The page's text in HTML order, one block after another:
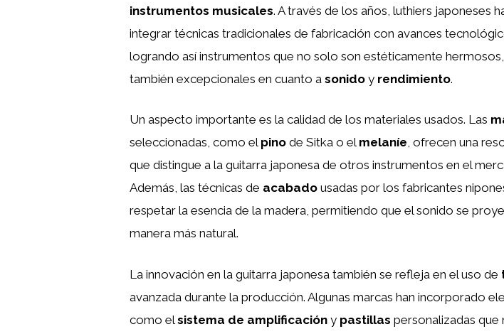
instrumentos musicales. A través de los años, luthiers japoneses
integrar técnicas tradicionales de fabricación con avances
logrando así instrumentos que no solo son estéticamente
también excepcionales en cuanto a sonido y rendimiento.
Un aspecto importante es la calidad de los materiales usados. Las
seleccionadas, como el pino de Sitka o el melaníe, ofrecen una
que distingue a la guitarra japonesa de otros instrumentos en el
Además, las técnicas de acabado usadas por los fabricantes
respetar la esencia de la madera, permitiendo que el sonido se
manera más natural.
La innovación en la guitarra japonesa también se refleja en el uso de
avanzada durante la producción. Algunas marcas han incorporado
como elsistema de amplificación y pastillas personalizadas que